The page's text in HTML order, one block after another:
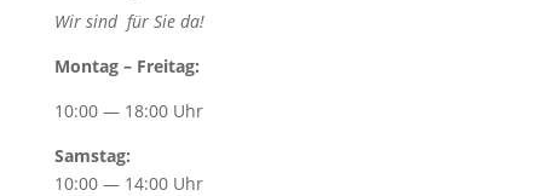
Wir sind für Sie da!
Mon­tag – Freitag:
10:00 — 18:00 Uhr
Sam­stag:
10:00 — 14:00 Uhr